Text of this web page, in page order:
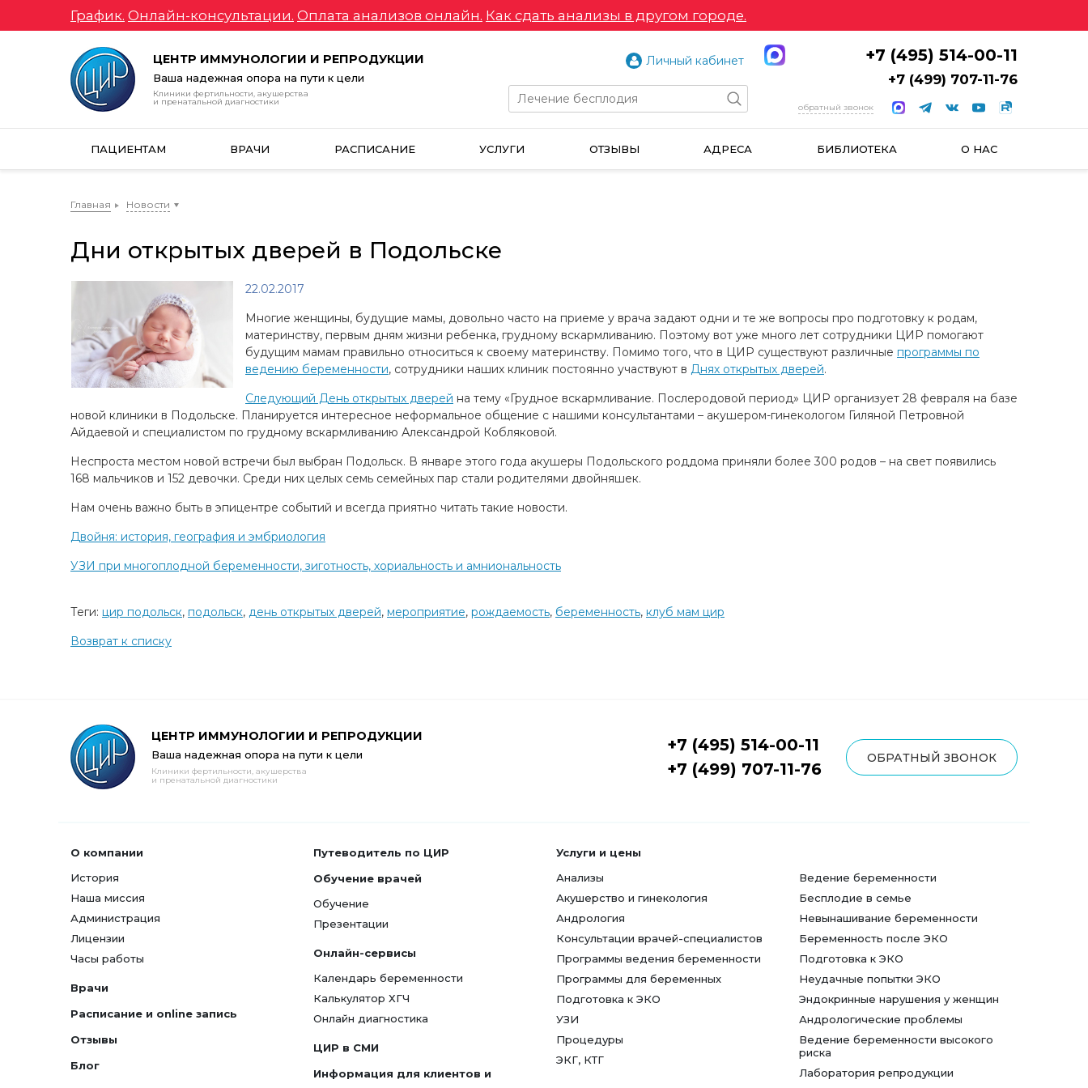
График. Онлайн-консультации. Оплата анализов онлайн. Как сдать анализы в другом городе.
ЦЕНТР ИММУНОЛОГИИ И РЕПРОДУКЦИИ
Ваша надежная опора на пути к цели
Клиники фертильности, акушерства
и пренатальной диагностики
Личный кабинет +7 (495) 514-00-11
+7 (499) 707-11-76
обратный звонок
ПАЦИЕНТАМ ВРАЧИ РАСПИСАНИЕ УСЛУГИ ОТЗЫВЫ АДРЕСА БИБЛИОТЕКА О НАС
Главная Новости
Дни открытых дверей в Подольске
22.02.2017
Многие женщины, будущие мамы, довольно часто на приеме у врача задают одни и те же вопросы про подготовку к родам,
материнству, первым дням жизни ребенка, грудному вскармливанию. Поэтому вот уже много лет сотрудники ЦИР помогают
будущим мамам правильно относиться к своему материнству. Помимо того, что в ЦИР существуют различные программы по
ведению беременности, сотрудники наших клиник постоянно участвуют в Днях открытых дверей.
Следующий День открытых дверей на тему «Грудное вскармливание. Послеродовой период» ЦИР организует 28 февраля на базе
новой клиники в Подольске. Планируется интересное неформальное общение с нашими консультантами – акушером-гинекологом Гиляной Петровной
Айдаевой и специалистом по грудному вскармливанию Александрой Кобляковой.
Неспроста местом новой встречи был выбран Подольск. В январе этого года акушеры Подольского роддома приняли более 300 родов – на свет появились
168 мальчиков и 152 девочки. Среди них целых семь семейных пар стали родителями двойняшек.
Нам очень важно быть в эпицентре событий и всегда приятно читать такие новости.
Двойня: история, география и эмбриология
УЗИ при многоплодной беременности, зиготность, хориальность и амниональность
Теги: цир подольск, подольск, день открытых дверей, мероприятие, рождаемость, беременность, клуб мам цир
Возврат к списку
ЦЕНТР ИММУНОЛОГИИ И РЕПРОДУКЦИИ
Ваша надежная опора на пути к цели
Клиники фертильности, акушерства
и пренатальной диагностики
+7 (495) 514-00-11
+7 (499) 707-11-76
ОБРАТНЫЙ ЗВОНОК
О компании
История
Наша миссия
Администрация
Лицензии
Часы работы
Врачи
Расписание и online запись
Отзывы
Блог
Путеводитель по ЦИР
Обучение врачей
Обучение
Презентации
Онлайн-сервисы
Календарь беременности
Калькулятор ХГЧ
Онлайн диагностика
ЦИР в СМИ
Информация для клиентов и
Услуги и цены
Анализы
Акушерство и гинекология
Андрология
Консультации врачей-специалистов
Программы ведения беременности
Программы для беременных
Подготовка к ЭКО
УЗИ
Процедуры
ЭКГ, КТГ
Ведение беременности
Бесплодие в семье
Невынашивание беременности
Беременность после ЭКО
Подготовка к ЭКО
Неудачные попытки ЭКО
Эндокринные нарушения у женщин
Андрологические проблемы
Ведение беременности высокого
риска
Лаборатория репродукции